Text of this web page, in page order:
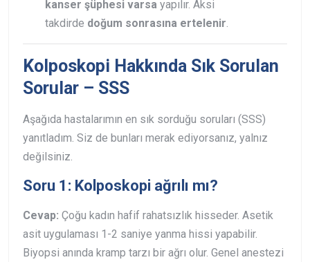
kanser şüphesi varsa yapılır. Aksi
takdirde doğum sonrasına ertelenir.
Kolposkopi Hakkında Sık Sorulan
Sorular – SSS
Aşağıda hastalarımın en sık sorduğu soruları (SSS)
yanıtladım. Siz de bunları merak ediyorsanız, yalnız
değilsiniz.
Soru 1: Kolposkopi ağrılı mı?
Cevap: Çoğu kadın hafif rahatsızlık hisseder. Asetik
asit uygulaması 1-2 saniye yanma hissi yapabilir.
Biyopsi anında kramp tarzı bir ağrı olur. Genel anestezi